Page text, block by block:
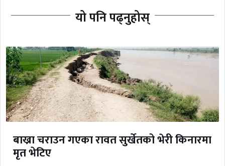
यो पनि पढ्नुहोस्
बाख्रा चराउन गएका रावत सुर्खेतको भेरी किनारमा
मृत भेटिए